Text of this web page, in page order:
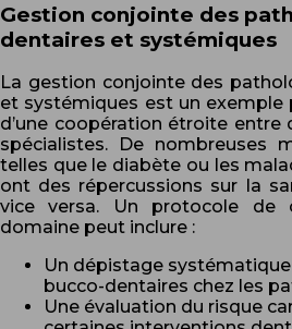
Gestion conjointe des
dentaires et systémiques
La gestion conjointe des
et systémiques est un exemple
d’une coopération étroite
spécialistes. De nombreuses
telles que le diabète ou les
ont des répercussions sur la
vice versa. Un protocole de
domaine peut inclure :
Un dépistage
bucco-dentaires chez les
Une évaluation du risque